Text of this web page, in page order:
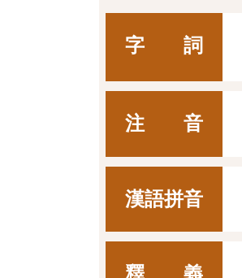
字 詞
注 音
漢語拼音